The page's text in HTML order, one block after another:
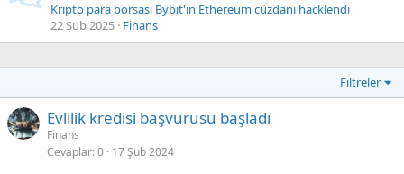
Kripto para borsası Bybit'in Ethereum cüzdanı hacklendi
22 Şub 2025 Finans
Filtreler
Evlilik kredisi başvurusu başladı
Finans
Cevaplar 0 17 Şub 2024